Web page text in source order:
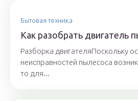
Бытовая техника
Как разобрать двигатель
Разборка двигателяПоскольку
неисправностей пылесоса
то для...